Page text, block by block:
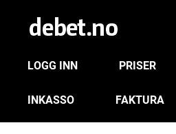
LOGG INN PRISER
INKASSO FAKTURA